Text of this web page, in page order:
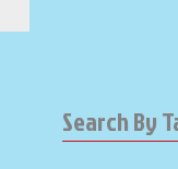
Search By